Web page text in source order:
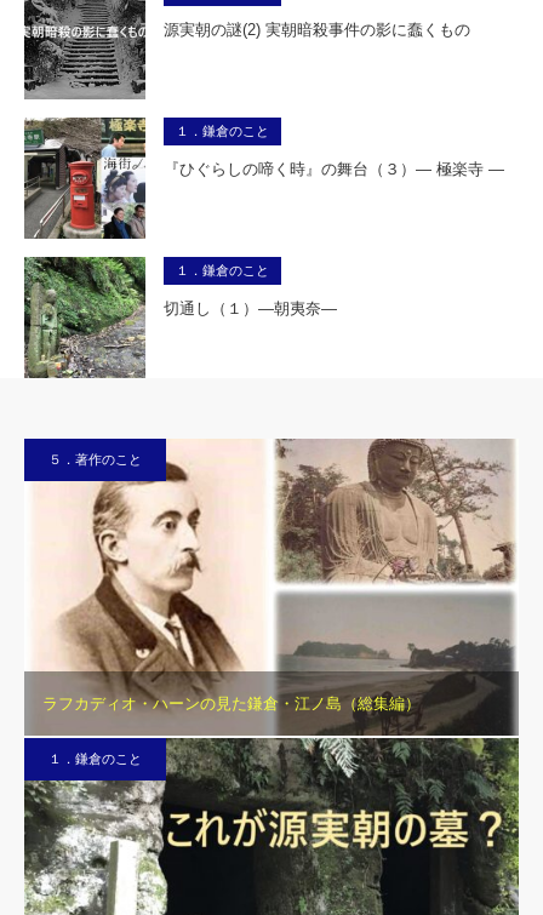
源実朝の謎(2) 実朝暗殺事件の影に蠢くもの
１．鎌倉のこと
『ひぐらしの啼く時』の舞台（３）― 極楽寺 ―
１．鎌倉のこと
切通し（１）―朝夷奈―
５．著作のこと
ラフカディオ・ハーンの見た鎌倉・江ノ島（総集編）
１．鎌倉のこと